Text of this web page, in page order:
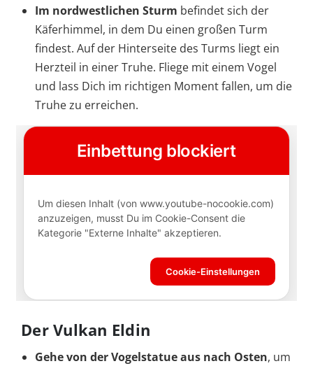
Im nordwestlichen Sturm befindet sich der
Käferhimmel, in dem Du einen großen Turm
findest. Auf der Hinterseite des Turms liegt ein
Herzteil in einer Truhe. Fliege mit einem Vogel
und lass Dich im richtigen Moment fallen, um die
Truhe zu erreichen.
Der Vulkan Eldin
Gehe von der Vogelstatue aus nach Osten, um